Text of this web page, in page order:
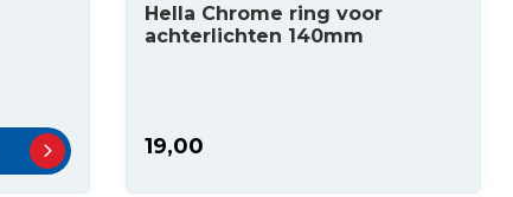
Hella Chrome ring voor
achterlichten 140mm
19,00